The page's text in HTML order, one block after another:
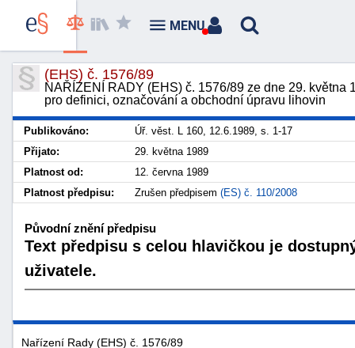
(EHS) č. 1576/89
NAŘÍZENÍ RADY (EHS) č. 1576/89 ze dne 29. května
pro definici, označování a obchodní úpravu lihovin
Publikováno:
Úř. věst. L 160, 12.6.1989, s. 1-17
Přijato:
29. května 1989
Platnost od:
12. června 1989
Platnost předpisu:
Zrušen předpisem (ES) č. 110/2008
Původní znění předpisu
Text předpisu s celou hlavičkou je
uživatele.
Nařízení Rady (EHS) č. 1576/89
MENU